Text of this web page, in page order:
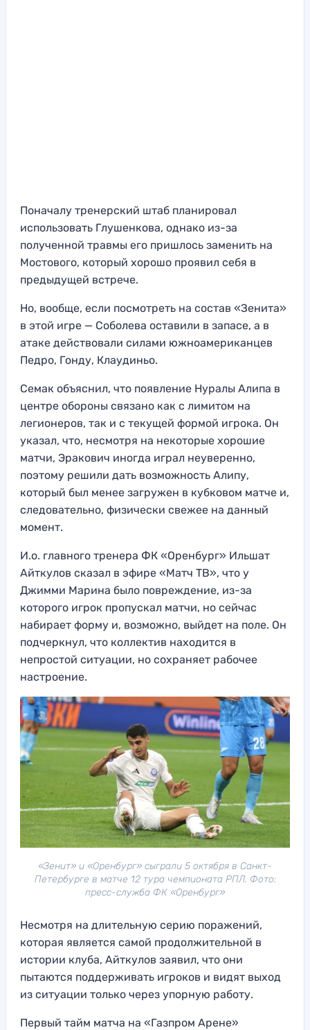
Поначалу тренерский штаб планировал
использовать Глушенкова, однако из-за
полученной травмы его пришлось заменить на
Мостового, который хорошо проявил себя в
предыдущей встрече.
Но, вообще, если посмотреть на состав «Зенита»
в этой игре — Соболева оставили в запасе, а в
атаке действовали силами южноамериканцев
Педро, Гонду, Клаудиньо.
Семак объяснил, что появление Нуралы Алипа в
центре обороны связано как с лимитом на
легионеров, так и с текущей формой игрока. Он
указал, что, несмотря на некоторые хорошие
матчи, Эракович иногда играл неуверенно,
поэтому решили дать возможность Алипу,
который был менее загружен в кубковом матче и,
следовательно, физически свежее на данный
момент.
И.о. главного тренера ФК «Оренбург» Ильшат
Айткулов сказал в эфире «Матч ТВ», что у
Джимми Марина было повреждение, из-за
которого игрок пропускал матчи, но сейчас
набирает форму и, возможно, выйдет на поле. Он
подчеркнул, что коллектив находится в
непростой ситуации, но сохраняет рабочее
настроение.
«Зенит» и «Оренбург» сыграли 5 октября в Санкт-
Петербурге в матче 12 тура чемпионата РПЛ. Фото:
пресс-служба ФК «Оренбург»
Несмотря на длительную серию поражений,
которая является самой продолжительной в
истории клуба, Айткулов заявил, что они
пытаются поддерживать игроков и видят выход
из ситуации только через упорную работу.
Первый тайм матча на «Газпром Арене»